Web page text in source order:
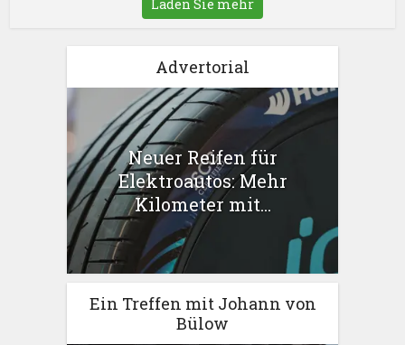
Laden Sie mehr
Advertorial
Neuer Reifen für
Elektroautos: Mehr
Kilometer mit...
Ein Treffen mit Johann von
Bülow